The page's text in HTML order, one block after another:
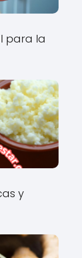
para la
y